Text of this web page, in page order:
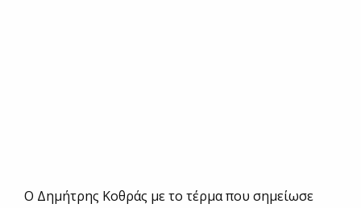
Ο Δημήτρης Κοθράς με το τέρμα που σημείωσε